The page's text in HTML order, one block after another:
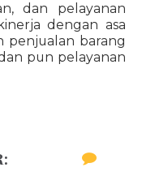
dan pelayanan
dengan asa
penjualan barang
pun pelayanan